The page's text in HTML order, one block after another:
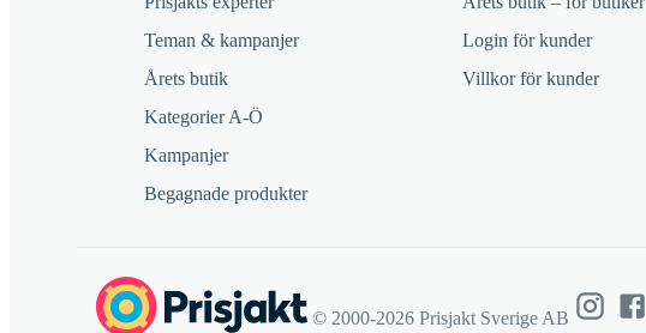
Teman & kampanjer
Årets butik
Kategorier A-Ö
Kampanjer
Begagnade produkter
Login för kunder
Villkor för kunder
© 2000-2026 Prisjakt Sverige AB